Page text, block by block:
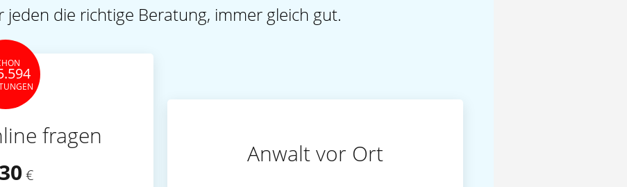
jeden die richtige Beratung, immer gleich gut.
fragen
30 €
Anwalt vor Ort